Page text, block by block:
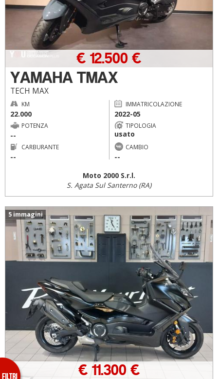
YAMAHA TMAX
TECH MAX
€ 12.500 €
KM
22.000
IMMATRICOLAZIONE
2022-05
POTENZA
--
TIPOLOGIA
usato
CARBURANTE
--
CAMBIO
--
Moto 2000 S.r.l.
S. Agata Sul Santerno (RA)
5 immagini
€ 11.300 €